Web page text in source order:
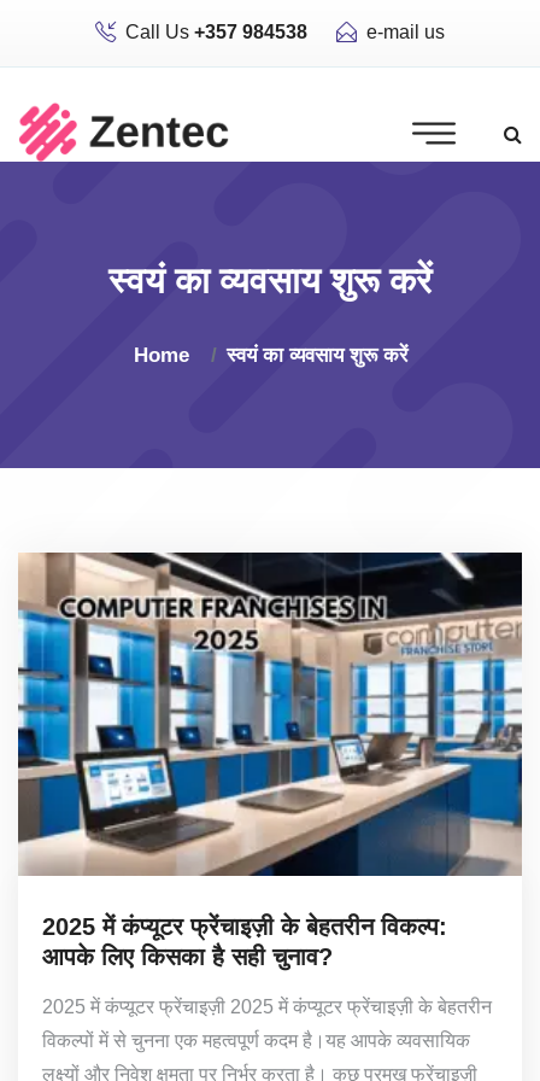
Call Us +357 984538 e-mail us
स्वयं का व्यवसाय शुरू करें
Home स्वयं का व्यवसाय शुरू करें
2025 में कंप्यूटर फ्रेंचाइज़ी के बेहतरीन विकल्प:
आपके लिए किसका है सही चुनाव?
2025 में कंप्यूटर फ्रेंचाइज़ी 2025 में कंप्यूटर फ्रेंचाइज़ी के बेहतरीन
विकल्पों में से चुनना एक महत्वपूर्ण कदम है।यह आपके व्यवसायिक
लक्ष्यों और निवेश क्षमता पर निर्भर करता है। कुछ प्रमुख फ्रेंचाइज़ी